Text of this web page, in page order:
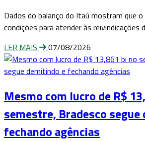
Dados do balanço do Itaú mostram que
condições para atender às reivindicações
LER MAIS
07/08/2026
Mesmo com lucro de R$
semestre, Bradesco
fechando agências